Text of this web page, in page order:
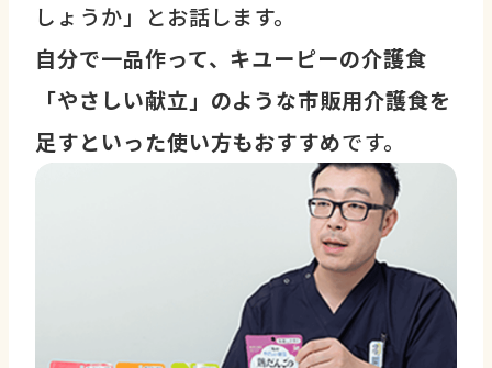
しょうか」とお話します。
自分で一品作って、キユーピーの介護食
「やさしい献立」のような市販用介護食を
足すといった使い方もおすすめです。